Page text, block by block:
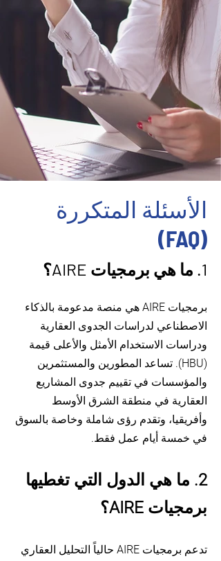
الأسئلة المتكررة
(FAQ)
1. ما هي برمجيات AIRE؟
برمجيات AIRE هي منصة مدعومة بالذكاء
الاصطناعي لدراسات الجدوى العقارية
ودراسات الاستخدام الأمثل والأعلى قيمة
(HBU). تساعد المطورين والمستثمرين
والمؤسسات في تقييم جدوى المشاريع
العقارية في منطقة الشرق الأوسط
وأفريقيا، وتقدم رؤى شاملة وخاصة بالسوق
في خمسة أيام عمل فقط.
2. ما هي الدول التي تغطيها
برمجيات AIRE؟
تدعم برمجيات AIRE حالياً التحليل العقاري